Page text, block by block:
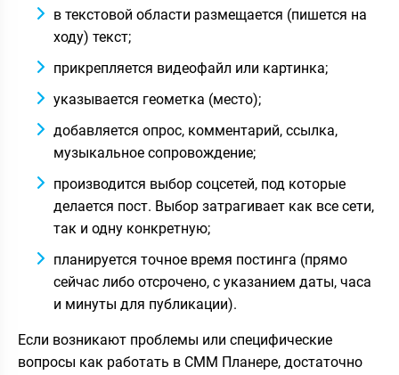
в текстовой области размещается (пишется на
ходу) текст;
прикрепляется видеофайл или картинка;
указывается геометка (место);
добавляется опрос, комментарий, ссылка,
музыкальное сопровождение;
производится выбор соцсетей, под которые
делается пост. Выбор затрагивает как все сети,
так и одну конкретную;
планируется точное время постинга (прямо
сейчас либо отсрочено, с указанием даты, часа
и минуты для публикации).
Если возникают проблемы или специфические
вопросы как работать в СММ Планере, достаточно